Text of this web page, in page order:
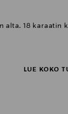
alta. 18 karaatin
LUE KOKO